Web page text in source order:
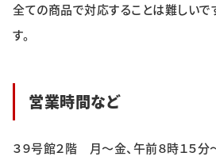
全ての商品で対応することは難しいで
す。
営業時間など
３９号館２階 月～金、午前８時１５分